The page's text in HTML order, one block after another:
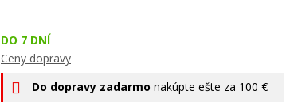
DO 7 DNÍ
Ceny dopravy
Do dopravy zadarmo nakúpte ešte za 100 €